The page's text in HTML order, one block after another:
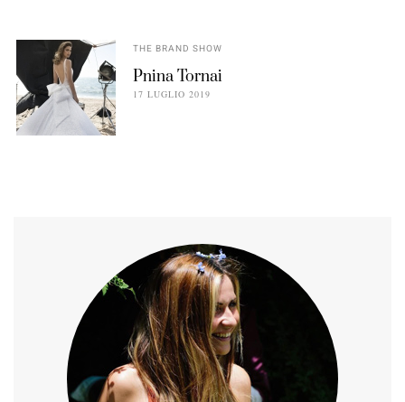
THE BRAND SHOW
Pnina Tornai
17 LUGLIO 2019